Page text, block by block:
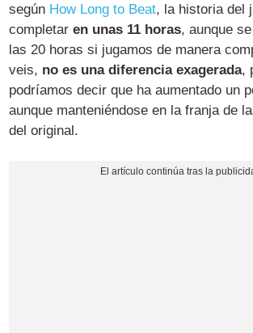
según How Long to Beat, la historia del
completaren unas 11 horas, aunque
las 20 horas si jugamos de manera
veis, no es una diferencia exagerada,
podríamos decir que ha aumentado un
aunque manteniéndose en la franja de
del original.